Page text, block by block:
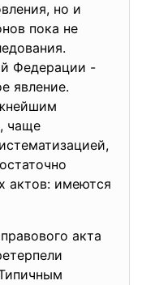
но и
пока не
Федерации -
явление.
чаще
актов: имеются
акта